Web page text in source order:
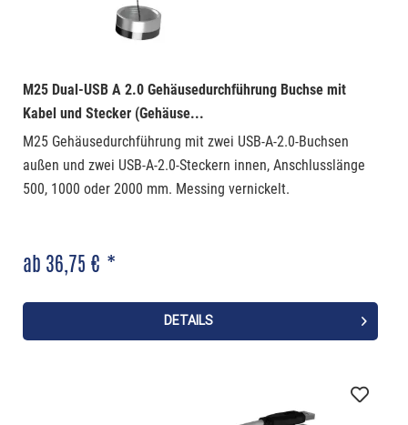
M25 Dual-USB A 2.0 Gehäusedurchführung Buchse mit
Kabel und Stecker (Gehäuse...
M25 Gehäusedurchführung mit zwei USB-A-2.0-Buchsen
außen und zwei USB-A-2.0-Steckern innen, Anschlusslänge
500, 1000 oder 2000 mm. Messing vernickelt.
ab 36,75 € *
DETAILS